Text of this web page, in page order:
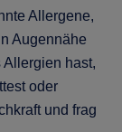
Allergene,
Augennähe
hast,
oder
und frag